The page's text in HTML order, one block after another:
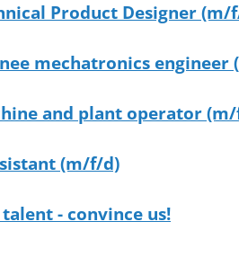
Product Designer (m/
mechatronics engineer
and plant operator
(m/f/d)
- convince us!